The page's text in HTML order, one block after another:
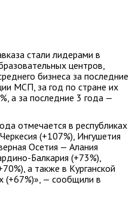
стали лидерами в
центров,
бизнеса за последние
МСП, за год по стране их
а за последние 3 года —
отмечается в республиках
(+107%), Ингушетия
Осетия — Алания
Балкария (+73%),
а также в Курганской
(+67%)», — сообщили в